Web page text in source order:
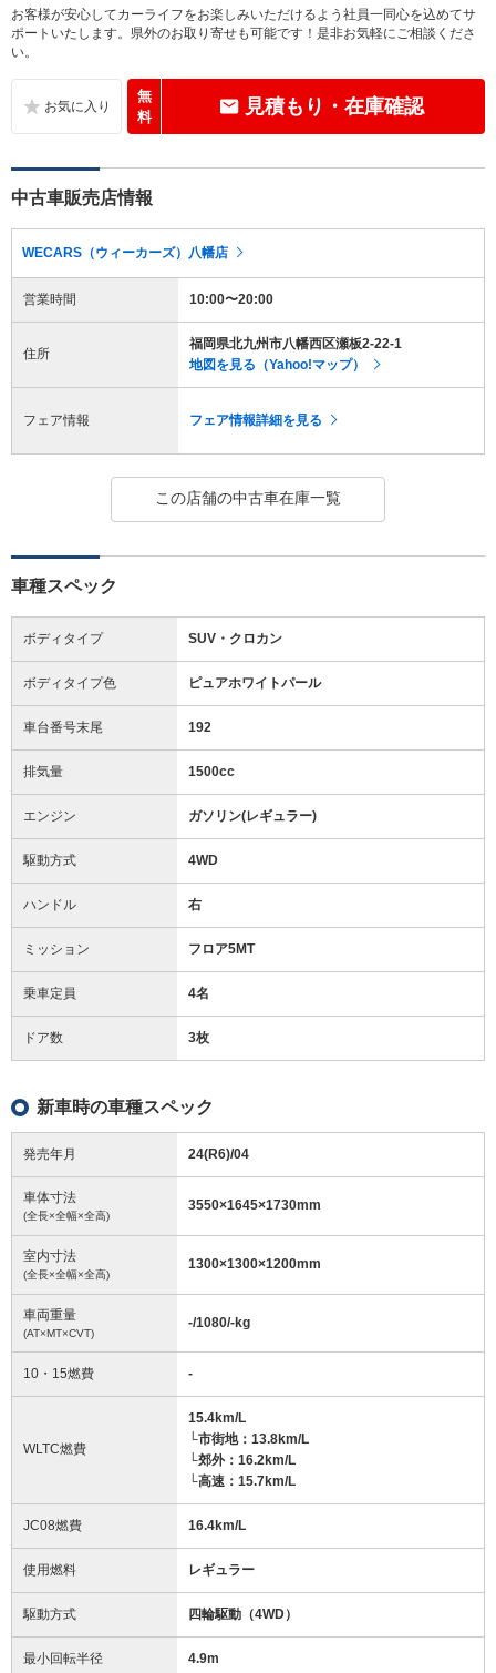
お客様が安心してカーライフをお楽しみいただけるよう社員一同心を込めてサ
ポートいたします。県外のお取り寄せも可能です！是非お気軽にご相談くださ
い。
無
料
見積もり・在庫確認
中古車販売店情報
WECARS（ウィーカーズ）八幡店
営業時間 10:00〜20:00
住所
福岡県北九州市八幡西区瀬板2-22-1
地図を見る（Yahoo!マップ）
フェア情報 フェア情報詳細を見る
この店舗の中古車在庫一覧
車種スペック
ボディタイプ SUV・クロカン
ボディタイプ色 ピュアホワイトパール
車台番号末尾 192
排気量 1500cc
エンジン ガソリン(レギュラー)
駆動方式 4WD
ハンドル 右
ミッション フロア5MT
乗車定員 4名
ドア数 3枚
新車時の車種スペック
発売年月 24(R6)/04
車体寸法
(全長×全幅×全高)
3550×1645×1730mm
室内寸法
(全長×全幅×全高)
1300×1300×1200mm
車両重量
(AT×MT×CVT)
-/1080/-kg
10・15燃費 -
WLTC燃費
15.4km/L
└市街地：13.8km/L
└郊外：16.2km/L
└高速：15.7km/L
JC08燃費 16.4km/L
使用燃料 レギュラー
駆動方式 四輪駆動（4WD）
最小回転半径 4.9m